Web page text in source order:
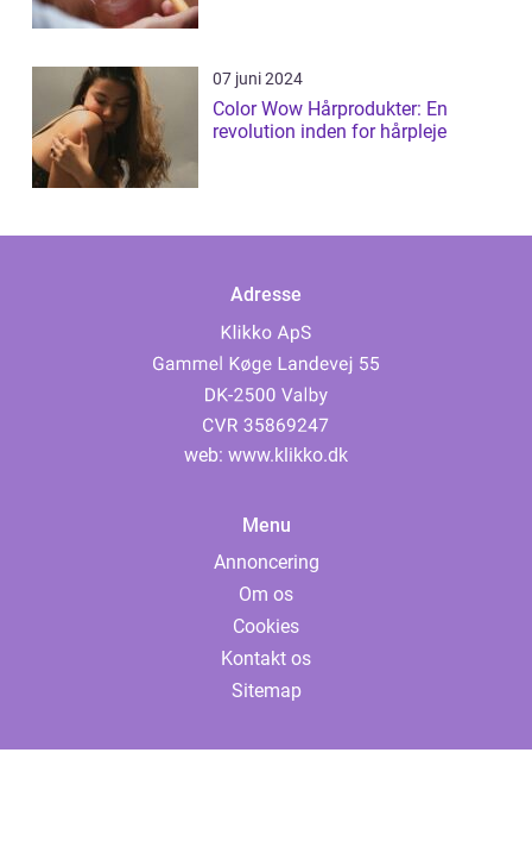
07 juni 2024
Color Wow Hårprodukter: En
revolution inden for hårpleje
Adresse
web: www.klikko.dk
Menu
Annoncering
Om os
Cookies
Kontakt os
Sitemap